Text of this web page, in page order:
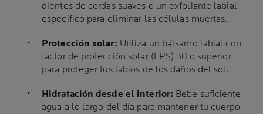
dientes de cerdas suaves o un exfoliante labial
específico para eliminar las células muertas.
Protección solar: Utiliza un bálsamo labial con
factor de protección solar (FPS) 30 o superior
para proteger tus labios de los daños del sol.
Hidratación desde el interior: Bebe suficiente
agua a lo largo del día para mantener tu cuerpo